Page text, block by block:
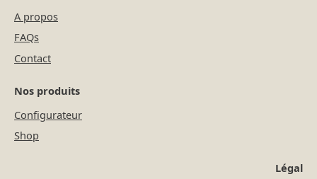
A propos
FAQs
Contact
Nos produits
Configurateur
Shop
Légal